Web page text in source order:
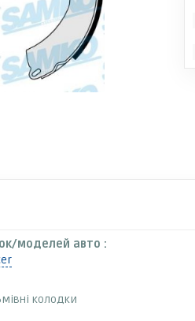
моделей авто :
колодки